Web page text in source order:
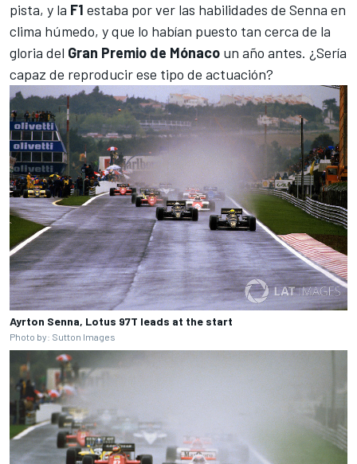
pista, y la F1 estaba por ver las habilidades de Senna en
clima húmedo, y que lo habían puesto tan cerca de la
gloria del Gran Premio de Mónaco un año antes. ¿Sería
capaz de reproducir ese tipo de actuación?
Ayrton Senna, Lotus 97T leads at the start
Photo by: Sutton Images